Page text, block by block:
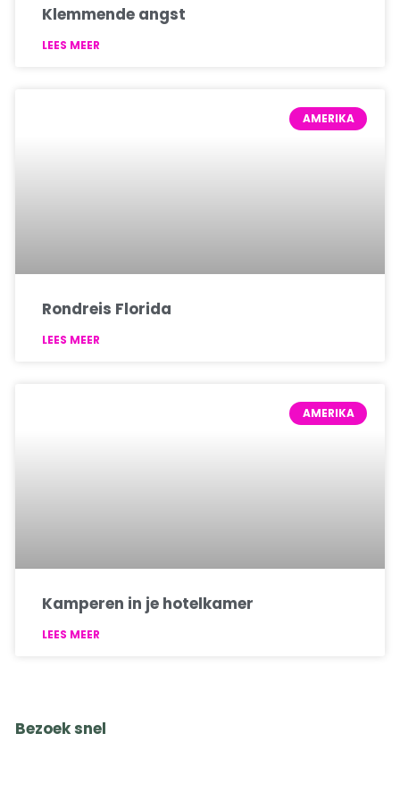
Klemmende angst
LEES MEER
AMERIKA
Rondreis Florida
LEES MEER
AMERIKA
Kamperen in je hotelkamer
LEES MEER
Bezoek snel